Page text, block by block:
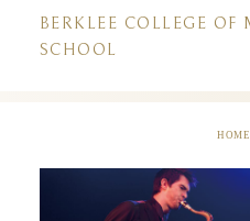
BERKLEE COLLEGE OF
SCHOOL
HOME